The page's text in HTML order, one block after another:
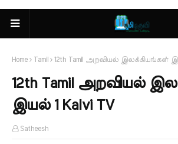
Home Tamil 12th Tamil அறவியல் இலக்கியங்கள்
12th Tamil அறவியல்
இயல் 1 Kalvi TV
Satheesh